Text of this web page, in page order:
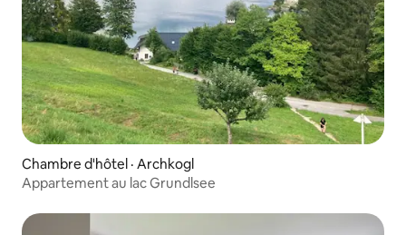
Chambre d'hôtel · Archkogl
Appartement au lac Grundlsee